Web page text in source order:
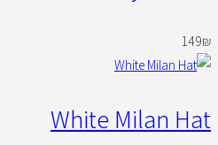
149₪
White Milan Hat